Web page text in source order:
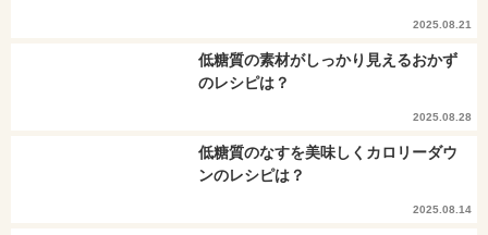
2025.08.21
低糖質の素材がしっかり見えるおかず
のレシピは？
2025.08.28
低糖質のなすを美味しくカロリーダウ
ンのレシピは？
2025.08.14